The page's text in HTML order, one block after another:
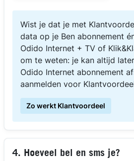
Wist je dat je met
data op je Ben abonnement
Odido Internet + TV of
om te weten: je kan altijd
Odido Internet abonnement
aanmelden voor
Zo werkt Klantvoordeel
4. Hoeveel bel en sms je?